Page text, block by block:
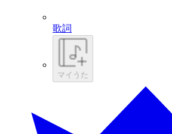
歌詞
マイうた